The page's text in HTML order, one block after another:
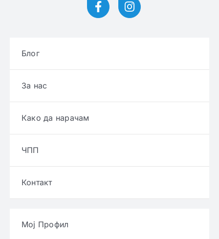
Блог
За нас
Како да нарачам
ЧПП
Контакт
Мој Профил